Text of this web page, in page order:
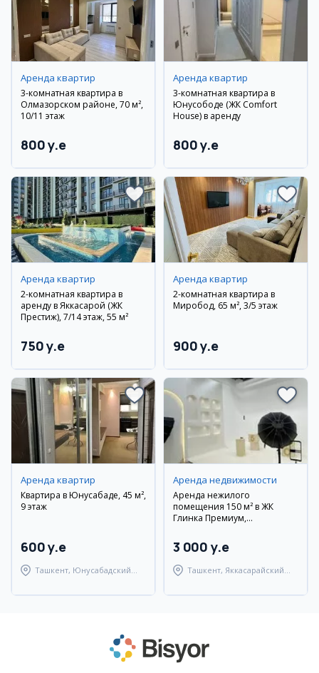
Аренда квартир
3-комнатная квартира в
Олмазорском районе, 70 м²,
10/11 этаж
800 y.e
Аренда квартир
3-комнатная квартира в
Юнусободе (ЖК Comfort
House) в аренду
800 y.e
Аренда квартир
2-комнатная квартира в
аренду в Яккасарой (ЖК
Престиж), 7/14 этаж, 55 м²
750 y.e
Аренда квартир
2-комнатная квартира в
Миробод, 65 м², 3/5 этаж
900 y.e
Аренда квартир
Квартира в Юнусабаде, 45 м²,
9 этаж
600 y.e
Ташкент, Юнусабадский
Аренда недвижимости
Аренда нежилого
помещения 150 м² в ЖК
Глинка Премиум,
3 000 y.e
Ташкент, Яккасарайский